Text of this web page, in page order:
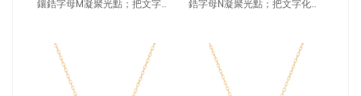
鑲鋯字母M凝聚光點；把文字化
鋯字母N凝聚光點；把文字化為